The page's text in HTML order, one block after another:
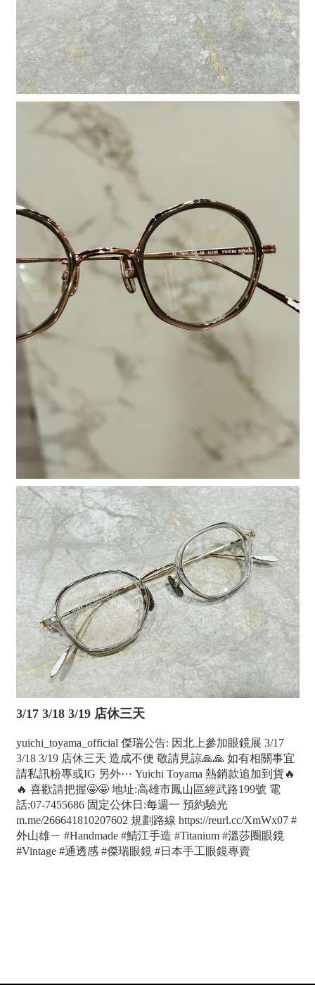
3/17 3/18 3/19 店休三天
yuichi_toyama_official 傑瑞公告: 因北上參加眼鏡展 3/17
3/18 3/19 店休三天 造成不便 敬請見諒🙏🙏 如有相關事宜
請私訊粉專或IG 另外⋯ Yuichi Toyama 熱銷款追加到貨🔥
🔥 喜歡請把握🤩🤩 地址:高雄市鳳山區經武路199號 電
話:07-7455686 固定公休日:每週一 預約驗光
m.me/266641810207602 規劃路線 https://reurl.cc/XmWx07 #
外山雄ㄧ #Handmade #鯖江手造 #Titanium #溫莎圈眼鏡
#Vintage #通透感 #傑瑞眼鏡 #日本手工眼鏡專賣